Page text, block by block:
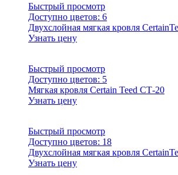
Быстрый просмотр
Доступно цветов: 6
Двухслойная мягкая кровля
Узнать цену
Быстрый просмотр
Доступно цветов: 5
Мягкая кровля Certain Teed СТ-20
Узнать цену
Быстрый просмотр
Доступно цветов: 18
Двухслойная мягкая кровля
Узнать цену